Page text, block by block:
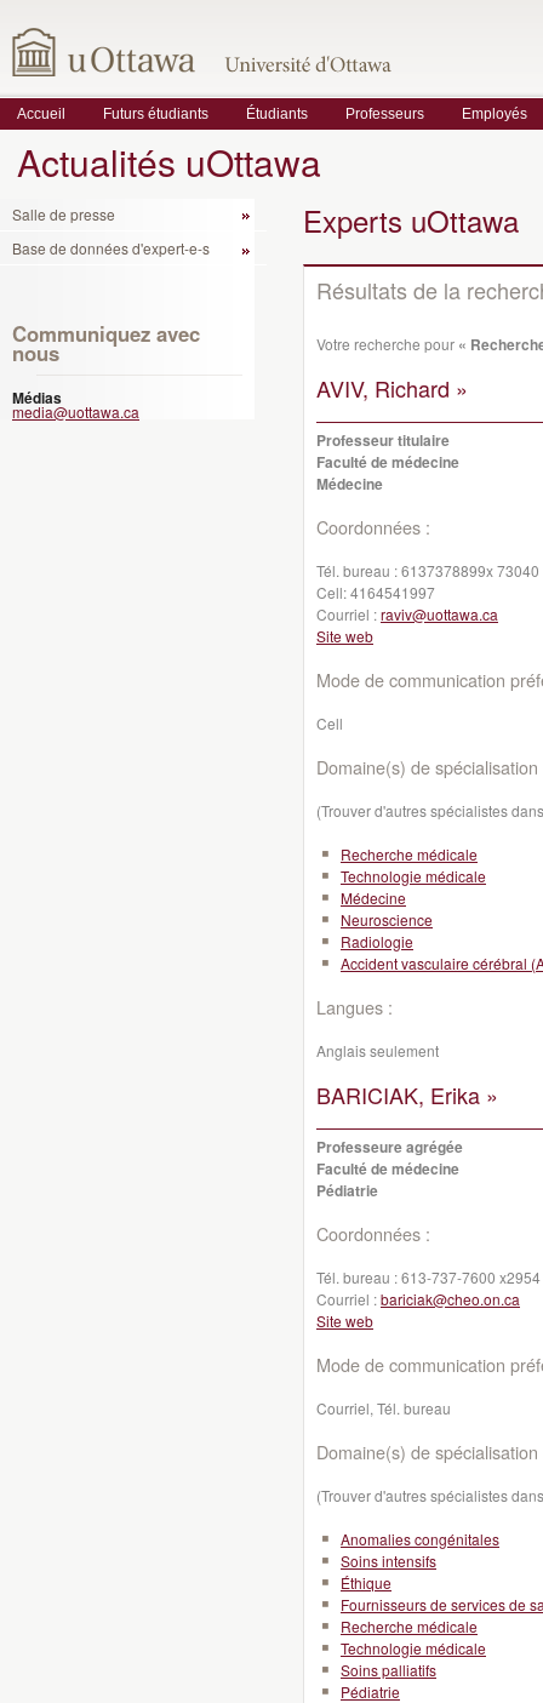
Accueil Futurs étudiants Étudiants Professeurs Employés
Actualités uOttawa
Salle de presse
Base de données d'expert-e-s
Communiquez avec
nous
Médias
media@uottawa.ca
Experts uOttawa
Résultats de la
Votre recherche pour «
AVIV, Richard »
Professeur titulaire
Faculté de médecine
Médecine
Coordonnées :
Tél. bureau :6137378899x 73040
Cell:4164541997
Courriel :raviv@uottawa.ca
Site web
Mode de communication
Cell
Domaine(s) de spécialisation
(Trouver d'autres spécialistes
Recherche médicale
Technologie médicale
Médecine
Neuroscience
Radiologie
Accident vasculaire cérébral
Langues :
Anglais seulement
BARICIAK, Erika »
Professeure agrégée
Faculté de médecine
Pédiatrie
Coordonnées :
Tél. bureau :613-737-7600 x2954
Courriel :bariciak@cheo.on.ca
Site web
Mode de communication
Courriel, Tél. bureau
Domaine(s) de spécialisation
(Trouver d'autres spécialistes
Anomalies congénitales
Soins intensifs
Éthique
Fournisseurs de services de
Recherche médicale
Technologie médicale
Soins palliatifs
Pédiatrie